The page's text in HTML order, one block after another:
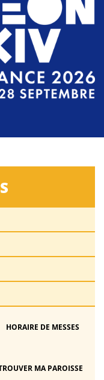
HORAIRE DE MESSES
MA PAROISSE